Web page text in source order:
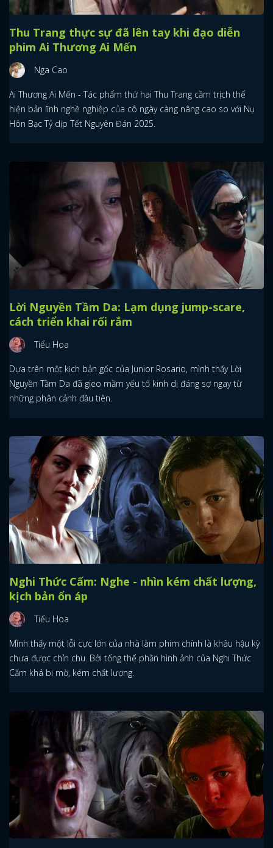
Thu Trang thực sự đã lên tay khi đạo diễn
phim Ai Thương Ai Mến
Nga Cao
Ai Thương Ai Mến - Tác phẩm thứ hai Thu Trang cầm trịch thể
hiện bản lĩnh nghề nghiệp của cô ngày càng nâng cao so với Nụ
Hôn Bạc Tỷ dịp Tết Nguyên Đán 2025.
Lời Nguyền Tầm Da: Lạm dụng jump-scare,
cách triển khai rối rắm
Tiểu Hoa
Dựa trên một kịch bản gốc của Junior Rosario, mình thấy Lời
Nguyền Tầm Da đã gieo mầm yếu tố kinh dị đáng sợ ngay từ
những phân cảnh đầu tiên.
Nghi Thức Cấm: Nghe - nhìn kém chất lượng,
kịch bản ổn áp
Tiểu Hoa
Mình thấy một lỗi cực lớn của nhà làm phim chính là khâu hậu kỳ
chưa được chỉn chu. Bởi tổng thể phần hình ảnh của Nghi Thức
Cấm khá bị mờ, kém chất lượng.